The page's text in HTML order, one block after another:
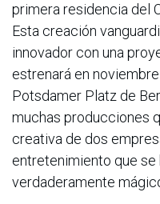
primera residencia del
Esta creación
innovador con una
estrenará en
Potsdamer Platz de
muchas producciones
creativa de dos
entretenimiento que se
verdaderamente